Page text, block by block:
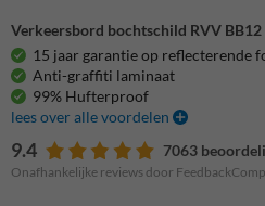
Verkeersbord bochtschild RVV
15 jaar garantie op reflecterende
Anti-graffiti laminaat
99% Hufterproof
lees over alle voordelen
9.4 7063
Onafhankelijke reviews door